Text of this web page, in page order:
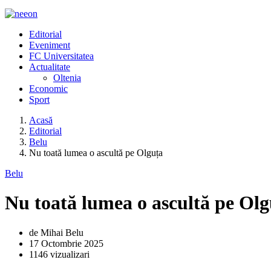
Editorial
Eveniment
FC Universitatea
Actualitate
Oltenia
Economic
Sport
Acasă
Editorial
Belu
Nu toată lumea o ascultă pe Olguța
Belu
Nu toată lumea o ascultă pe
de Mihai Belu
17 Octombrie 2025
1146 vizualizari